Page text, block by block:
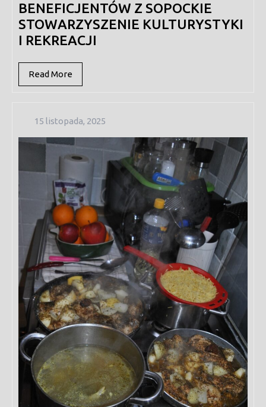
BENEFICJENTÓW Z SOPOCKIE
STOWARZYSZENIE KULTURYSTYKI
I REKREACJI
Read More
More
15 listopada, 202515